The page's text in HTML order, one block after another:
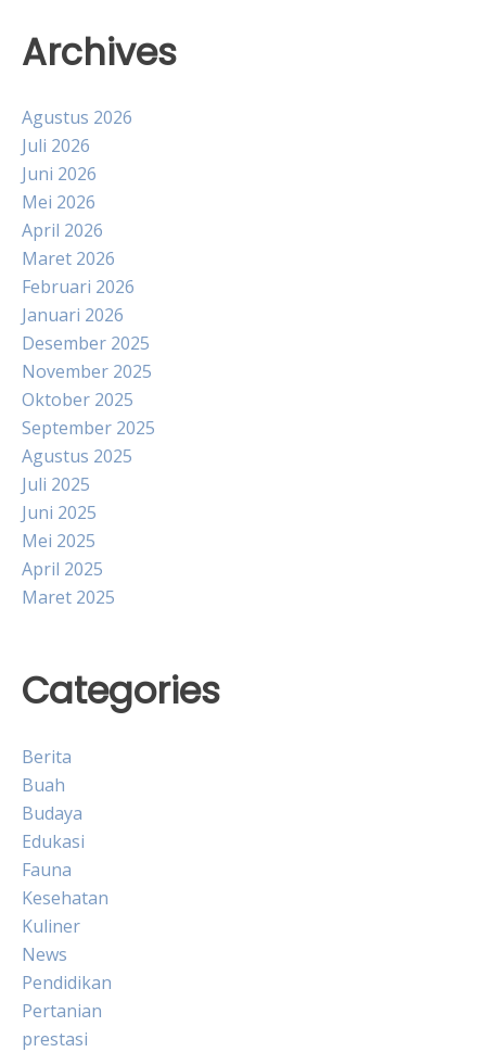
Archives
Agustus 2026
Juli 2026
Juni 2026
Mei 2026
April 2026
Maret 2026
Februari 2026
Januari 2026
Desember 2025
November 2025
Oktober 2025
September 2025
Agustus 2025
Juli 2025
Juni 2025
Mei 2025
April 2025
Maret 2025
Categories
Berita
Buah
Budaya
Edukasi
Fauna
Kesehatan
Kuliner
News
Pendidikan
Pertanian
prestasi